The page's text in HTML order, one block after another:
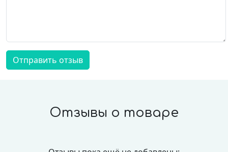
Отправить отзыв
Отзывы о товаре